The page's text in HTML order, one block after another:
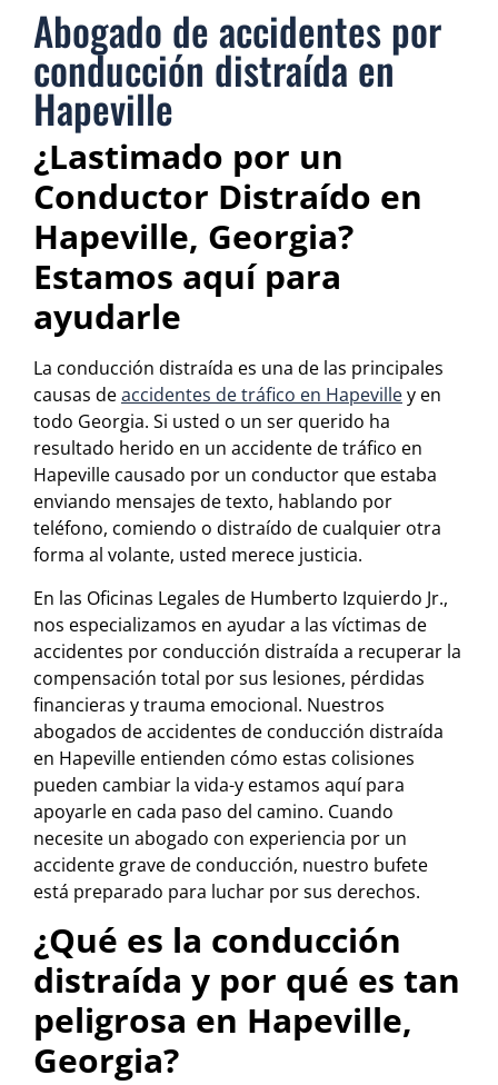
Abogado de accidentes por
conducción distraída en
Hapeville
¿Lastimado por un
Conductor Distraído en
Hapeville, Georgia?
Estamos aquí para
ayudarle
La conducción distraída es una de las principales
causas deaccidentes de tráfico en Hapevilley en
todo Georgia. Si usted o un ser querido ha
resultado herido en un accidente de tráfico en
Hapeville causado por un conductor que estaba
enviando mensajes de texto, hablando por
teléfono, comiendo o distraído de cualquier otra
forma al volante, usted merece justicia.
En las Oficinas Legales de Humberto Izquierdo Jr.,
nos especializamos en ayudar a las víctimas de
accidentes por conducción distraída a recuperar la
compensación total por sus lesiones, pérdidas
financieras y trauma emocional. Nuestros
abogados de accidentes de conducción distraída
en Hapeville entienden cómo estas colisiones
pueden cambiar la vida-y estamos aquí para
apoyarle en cada paso del camino. Cuando
necesite un abogado con experiencia por un
accidente grave de conducción, nuestro bufete
está preparado para luchar por sus derechos.
¿Qué es la conducción
distraída y por qué es tan
peligrosa en Hapeville,
Georgia?